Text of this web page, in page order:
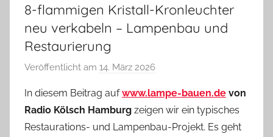
8-flammigen Kristall-Kronleuchter
neu verkabeln – Lampenbau und
Restaurierung
Veröffentlicht am 14. März 2026
n
A
n
In diesem Beitrag aufwww.lampe-bauen.de von
Radio Kölsch Hamburg zeigen wir ein typisches
Restaurations- und Lampenbau-Projekt. Es geht